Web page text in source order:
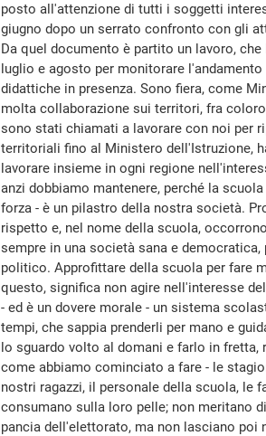
posto all'attenzione di tutti i soggetti
giugno dopo un serrato confronto con gli
Da quel documento è partito un lavoro,
luglio e agosto per monitorare
didattiche in presenza. Sono fiera, come
molta collaborazione sui territori, fra
sono stati chiamati a lavorare con noi per
territoriali fino al Ministero dell'Istruzione,
lavorare insieme in ogni regione
anzi dobbiamo mantenere, perché la
forza - è un pilastro della nostra società.
rispetto e, nel nome della scuola,
sempre in una società sana e
politico. Approfittare della scuola per fare
questo, significa non agire nell'interesse
- ed è un dovere morale - un sistema
tempi, che sappia prenderli per mano e
lo sguardo volto al domani e farlo in fretta,
come abbiamo cominciato a fare - le
nostri ragazzi, il personale della scuola, le
consumano sulla loro pelle; non meritano
pancia dell'elettorato, ma non lasciano poi